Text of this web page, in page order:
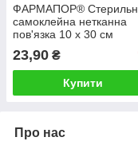
ФАРМАПОР®
самоклейна нетканна
пов'язка 10 x 30 см
23,90 ₴
Купити
Про нас